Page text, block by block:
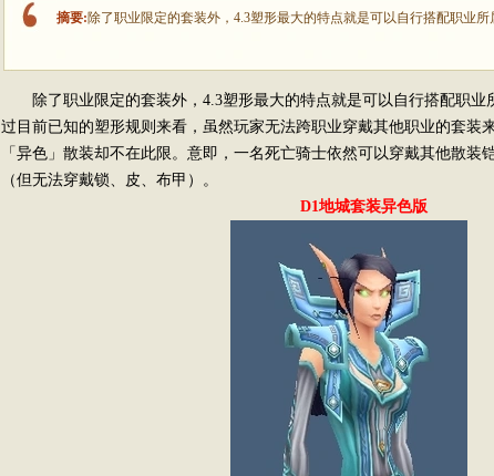
摘要:除了职业限定的套装外，4.3塑形最大的特点就是可以自行搭配职业所
除了职业限定的套装外，4.3塑形最大的特点就是可以自行搭配职业
过目前已知的塑形规则来看，虽然玩家无法跨职业穿戴其他职业的套装
「异色」散装却不在此限。意即，一名死亡骑士依然可以穿戴其他散装
（但无法穿戴锁、皮、布甲）。
D1地城套装异色版